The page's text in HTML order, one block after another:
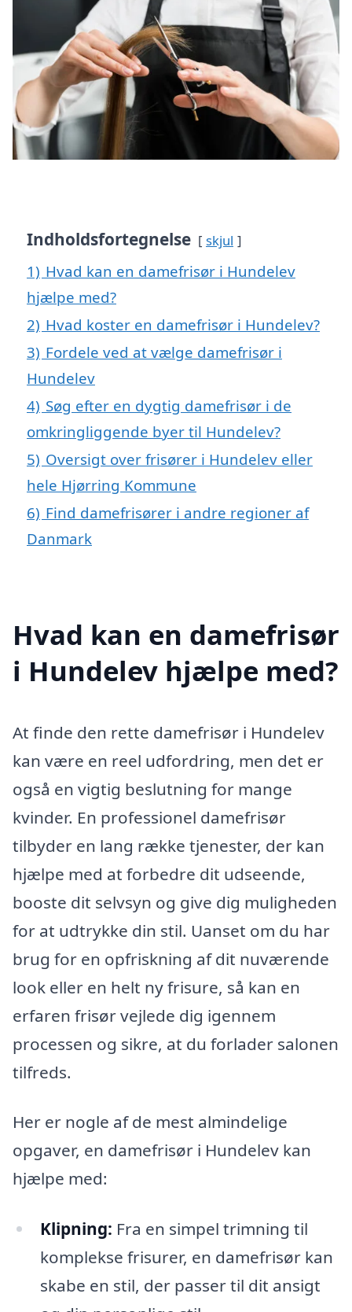
Indholdsfortegnelse skjul
1) Hvad kan en damefrisør i Hundelev
hjælpe med?
2) Hvad koster en damefrisør i Hundelev?
3) Fordele ved at vælge damefrisør i
Hundelev
4) Søg efter en dygtig damefrisør i de
omkringliggende byer til Hundelev?
5) Oversigt over frisører i Hundelev eller
hele Hjørring Kommune
6) Find damefrisører i andre regioner af
Danmark
Hvad kan en damefrisør
i Hundelev hjælpe med?
At finde den rette damefrisør i Hundelev
kan være en reel udfordring, men det er
også en vigtig beslutning for mange
kvinder. En professionel damefrisør
tilbyder en lang række tjenester, der kan
hjælpe med at forbedre dit udseende,
booste dit selvsyn og give dig muligheden
for at udtrykke din stil. Uanset om du har
brug for en opfriskning af dit nuværende
look eller en helt ny frisure, så kan en
erfaren frisør vejlede dig igennem
processen og sikre, at du forlader salonen
tilfreds.
Her er nogle af de mest almindelige
opgaver, en damefrisør i Hundelev kan
hjælpe med:
Klipning: Fra en simpel trimning til
komplekse frisurer, en damefrisør kan
skabe en stil, der passer til dit ansigt